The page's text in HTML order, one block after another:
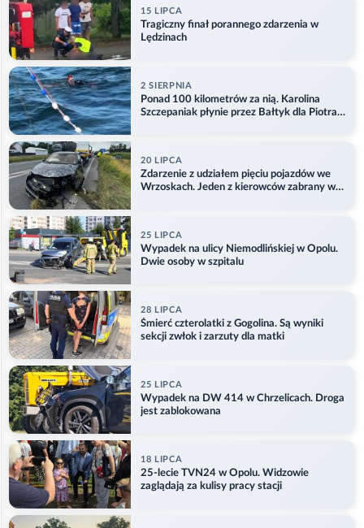
15 LIPCA
Tragiczny finał porannego zdarzenia w
Lędzinach
2 SIERPNIA
Ponad 100 kilometrów za nią. Karolina
Szczepaniak płynie przez Bałtyk dla Piotra.
20 LIPCA
Zdarzenie z udziałem pięciu pojazdów we
Wrzoskach. Jeden z kierowców zabrany w
25 LIPCA
Wypadek na ulicy Niemodlińskiej w Opolu.
Dwie osoby w szpitalu
28 LIPCA
Śmierć czterolatki z Gogolina. Są wyniki
sekcji zwłok i zarzuty dla matki
25 LIPCA
Wypadek na DW 414 w Chrzelicach. Droga
jest zablokowana
18 LIPCA
25-lecie TVN24 w Opolu. Widzowie
zaglądają za kulisy pracy stacji